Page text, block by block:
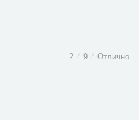
2 ⁄ 9 ⁄ Отлично